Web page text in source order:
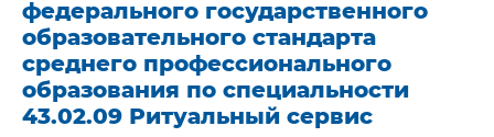
федерального государственного
образовательного стандарта
среднего профессионального
образования по специальности
43.02.09 Ритуальный сервис